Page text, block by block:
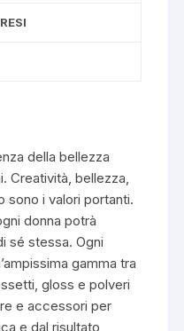
della bellezza
Creatività, bellezza,
sono i valori portanti.
donna potrà
sé stessa. Ogni
gamma tra
gloss e polveri
e accessori per
e dal risultato